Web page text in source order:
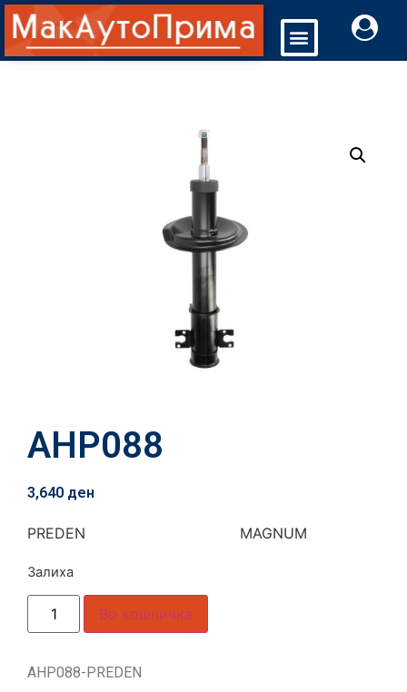
AHP088
3,640 ден
PREDEN MAGNUM
Залиха
Во кошничка
AHP088-PREDEN